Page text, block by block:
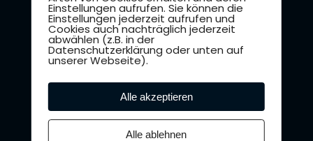
30 TAGE PREMIUM
GRATIS
Einstellungen aufrufen. Sie können die
Einstellungen jederzeit aufrufen und
Cookies auch nachträglich jederzeit
abwählen (z.B. in der
Datenschutzerklärung oder unten auf
unserer Webseite).
Alle akzeptieren
Alle ablehnen